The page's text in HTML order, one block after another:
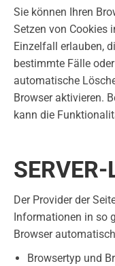
Sie können Ihren
Setzen von Cookies
Einzelfall erlauben,
bestimmte Fälle
automatische
Browser aktivieren.
kann die
SERVER-
Der Provider der
Informationen in so
Browser
Browsertyp und